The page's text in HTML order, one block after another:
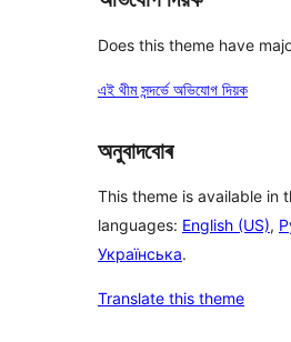
Does this theme have
এই থীম সন্দৰ্ভে অভিযোগ দিয়ক
অনুবাদবোৰ
This theme is available in
languages: English (US),
Українська.
Translate this theme